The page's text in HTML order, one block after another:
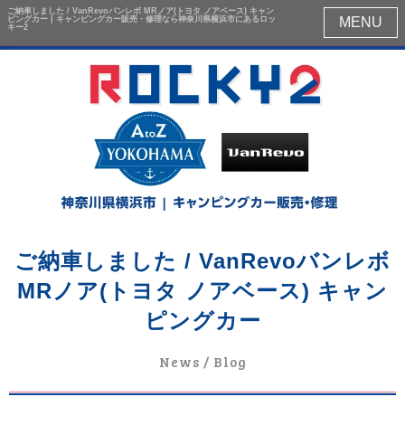
ご納車しました / VanRevoバンレボ MRノア(トヨタ ノアベース) キャン
ピングカー | キャンピングカー販売・修理なら神奈川県横浜市にあるロッ
キー2
MENU
ご納車しました / VanRevoバンレボ
MRノア(トヨタ ノアベース) キャン
ピングカー
News / Blog